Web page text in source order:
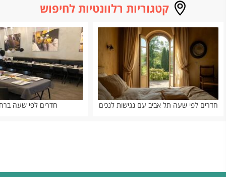
קטגוריות רלוונטיות לחיפוש
חדרים לפי שעה תל אביב עם נגישות לנכים חדרים לפי שעה